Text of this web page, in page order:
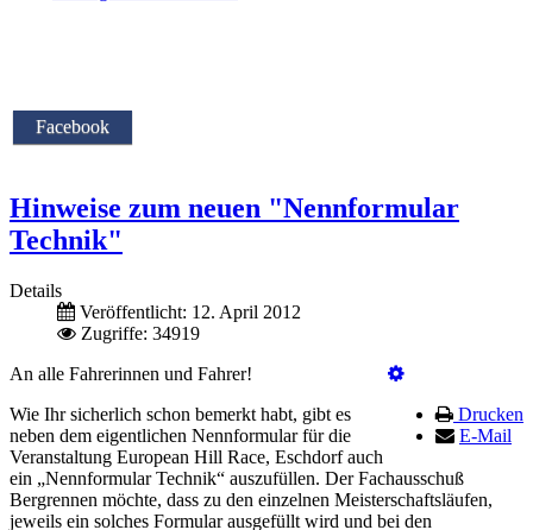
Facebook
Hinweise zum neuen "Nennformular
Technik"
Details
Veröffentlicht: 12. April 2012
Zugriffe: 34919
Drucken
E-Mail
An alle Fahrerinnen und Fahrer!
Wie Ihr sicherlich schon bemerkt habt, gibt es
neben dem eigentlichen Nennformular für die
Veranstaltung European Hill Race, Eschdorf auch
ein „Nennformular Technik“ auszufüllen. Der Fachausschuß
Bergrennen möchte, dass zu den einzelnen Meisterschaftsläufen,
jeweils ein solches Formular ausgefüllt wird und bei den